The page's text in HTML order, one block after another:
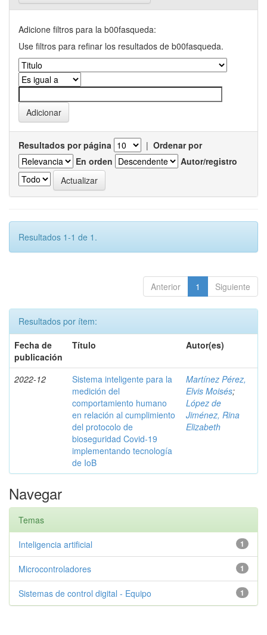
Adicione filtros para la b00fasqueda:
Use filtros para refinar los resultados de b00fasqueda.
Resultados por página | Ordenar por
En orden
Autor/registro
Resultados 1-1 de 1.
Anterior 1 Siguiente
Resultados por ítem:
Fecha de
publicación
Título Autor(es)
2022-12
Sistema inteligente para la
medición del
comportamiento humano
en relación al cumplimiento
del protocolo de
bioseguridad Covid-19
implementando tecnología
de IoB
Martínez Pérez,
Elvis Moisés;
López de
Jiménez, Rina
Elizabeth
Navegar
Temas
1
Inteligencia artificial
1
Microcontroladores
1
Sistemas de control digital - Equipo